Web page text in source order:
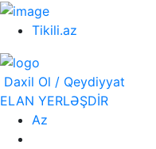
Tikili.az
Daxil Ol / Qeydiyyat
ELAN YERLƏŞDİR
Az